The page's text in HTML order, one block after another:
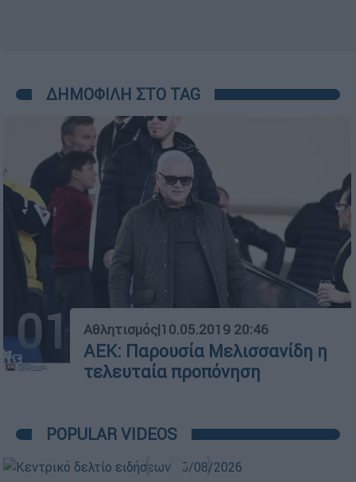
ΔΗΜΟΦΙΛΗ ΣΤΟ TAG
01 Αθλητισμός|10.05.2019 20:46
ΑΕΚ: Παρουσία Μελισσανίδη η
τελευταία προπόνηση
POPULAR VIDEOS